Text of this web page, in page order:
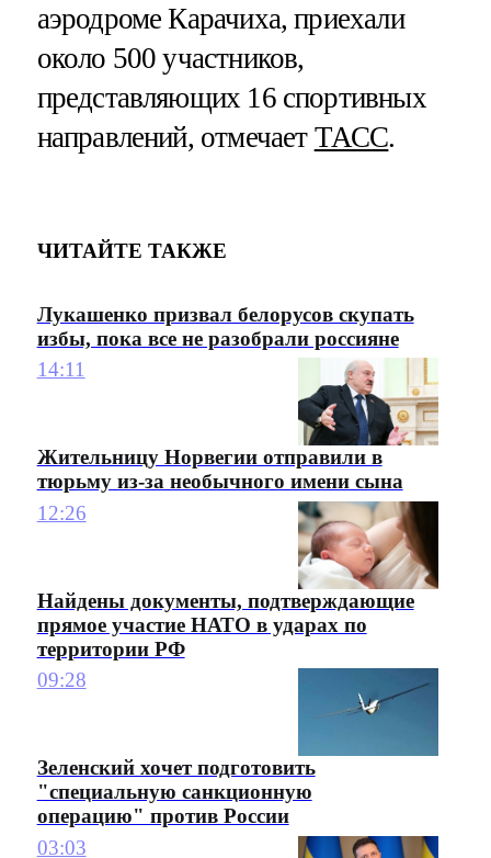
аэродроме Карачиха, приехали
около 500 участников,
представляющих 16 спортивных
направлений, отмечает ТАСС.
ЧИТАЙТЕ ТАКЖЕ
Лукашенко призвал белорусов скупать
избы, пока все не разобрали россияне
14:11
Жительницу Норвегии отправили в
тюрьму из-за необычного имени сына
12:26
Найдены документы, подтверждающие
прямое участие НАТО в ударах по
территории РФ
09:28
Зеленский хочет подготовить
"специальную санкционную
операцию" против России
03:03